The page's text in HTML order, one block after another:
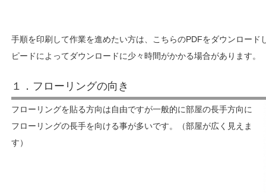
手順を印刷して作業を進めたい方は、こちらのPDFをダウンロード
ピードによってダウンロードに少々時間がかかる場合があります。
１．フローリングの向き
フローリングを貼る方向は自由ですが一般的に部屋の長手方向に
フローリングの長手を向ける事が多いです。（部屋が広く見えま
す）